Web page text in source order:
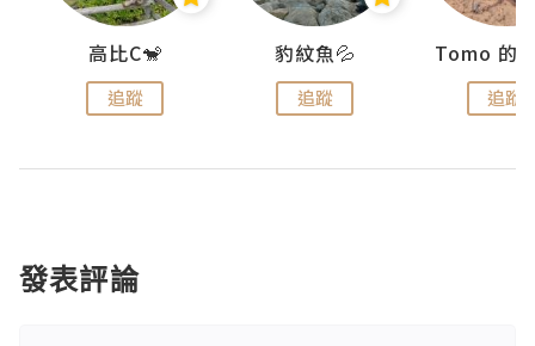
高比C🐒
追蹤
豹紋魚💦
追蹤 追蹤
發表評論